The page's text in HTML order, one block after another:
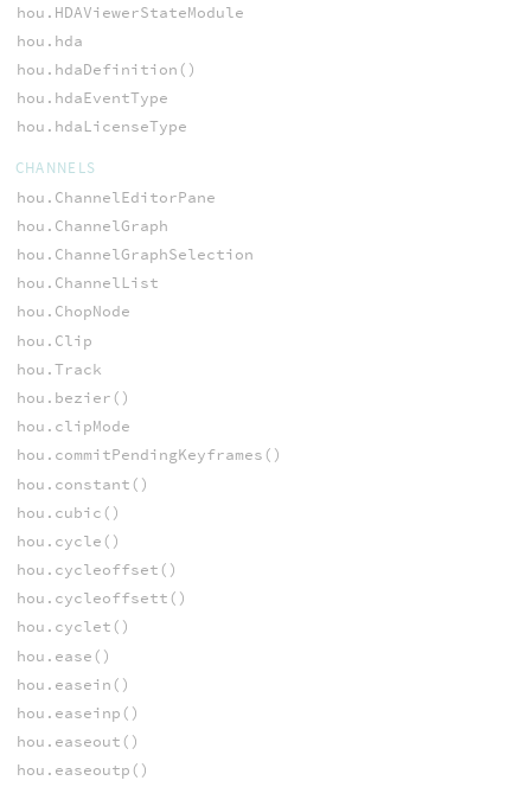
hou.HDAViewerStateModule
hou.hda
hou.hdaDefinition()
hou.hdaEventType
hou.hdaLicenseType
CHANNELS
hou.ChannelEditorPane
hou.ChannelGraph
hou.ChannelGraphSelection
hou.ChannelList
hou.ChopNode
hou.Clip
hou.Track
hou.bezier()
hou.clipMode
hou.commitPendingKeyframes()
hou.constant()
hou.cubic()
hou.cycle()
hou.cycleoffset()
hou.cycleoffsett()
hou.cyclet()
hou.ease()
hou.easein()
hou.easeinp()
hou.easeout()
hou.easeoutp()